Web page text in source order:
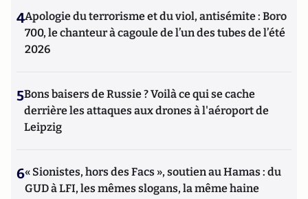
4Apologie du terrorisme et du viol, antisémite : Boro
700, le chanteur à cagoule de l’un des tubes de l’été
2026
5Bons baisers de Russie ? Voilà ce qui se cache
derrière les attaques aux drones à l'aéroport de
Leipzig
6« Sionistes, hors des Facs », soutien au Hamas : du
GUD à LFI, les mêmes slogans, la même haine